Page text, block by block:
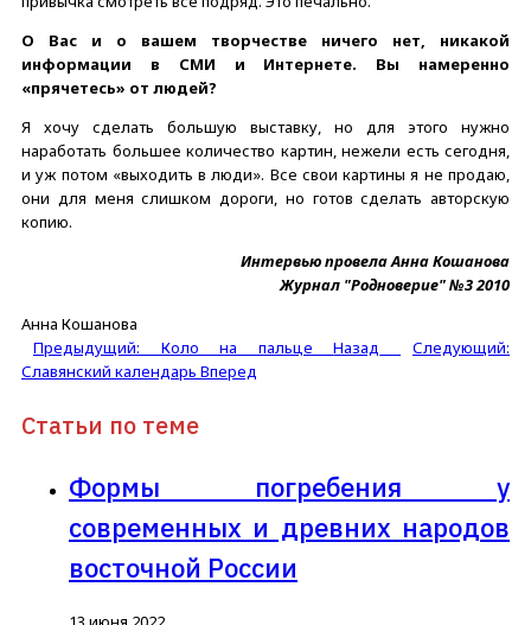
О Вас и о вашем творчестве ничего нет, никакой
информации в СМИ и Интернете. Вы намеренно
«прячетесь» от людей?
Я хочу сделать большую выставку, но для этого нужно
наработать большее количество картин, нежели есть сегодня,
и уж потом «выходить в люди». Все свои картины я не продаю,
они для меня слишком дороги, но готов сделать авторскую
копию.
Интервью провела Анна Кошанова
Журнал "Родноверие" №3 2010
Анна Кошанова
Предыдущий: Коло на пальцеНазад
Следующий:
Славянский календарь Вперед
Статьи по теме
Формы погребения у
современных и древних народов
восточной России